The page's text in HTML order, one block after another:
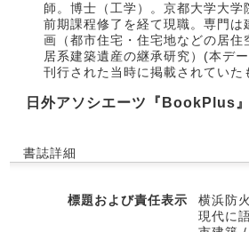
師。博士（工学）。京都大学大学
前期課程修了を経て現職。専門は
画（都市住宅・住宅地などの居住
居系建築遺産の継承研究）(本デ
刊行された当時に掲載されていた
日外アソシエーツ『BookPlus
書誌詳細
標題および責任表示
横浜防
現代に